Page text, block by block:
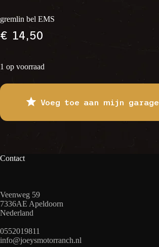
gremlin bel EMS
€14,50
1 op voorraad
Voeg toe aan mijn garage
Contact
Veenweg 59
7336AE Apeldoorn
Nederland
0552019811
info@joeysmotorranch.nl